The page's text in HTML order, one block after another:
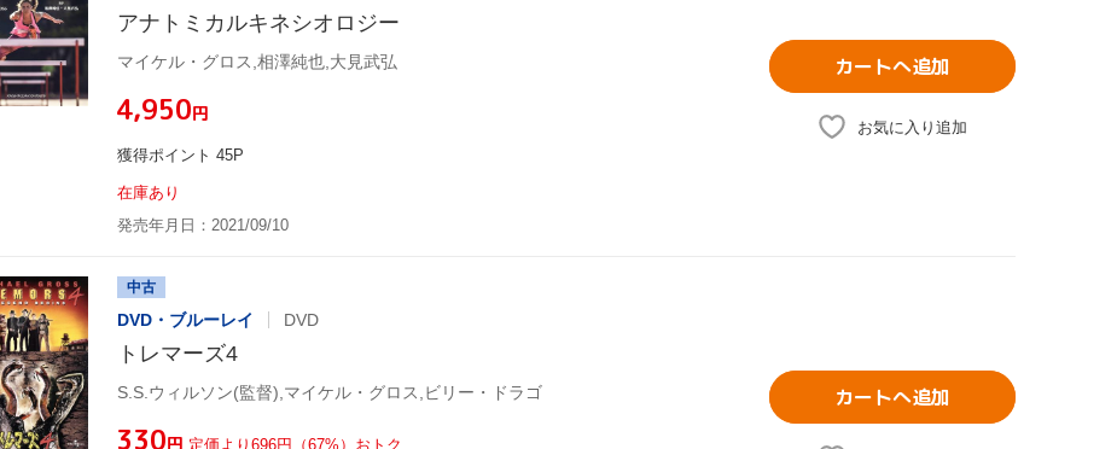
アナトミカルキネシオロジー
マイケル・グロス,相澤純也,大見武弘
¥4,950円
獲得ポイント 45P
在庫あり
発売年月日：2021/09/10
カートへ追加
お気に入り追加
中古
DVD・ブルーレイ DVD
トレマーズ4
S.S.ウィルソン(監督),マイケル・グロス,ビリー・ドラゴ
¥330円 定価より696円（67%）おトク
カートへ追加